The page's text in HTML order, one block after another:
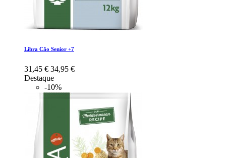
Libra Cão Senior +7
31,45 € 34,95 €
Destaque
-10%